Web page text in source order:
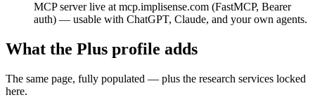
MCP server live at mcp.implisense.com (FastMCP, Bearer
auth) — usable with ChatGPT, Claude, and your own agents.
What the Plus profile adds
The same page, fully populated — plus the research services locked
here.